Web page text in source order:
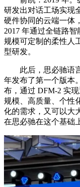
研发出对话工场实现
硬件协同的云端一体
2017 年通过全链路
规模可定制的柔性人
型研发。
此后，思必驰语言
年发布了第一个版本
布，通过 DFM-2 实
规模、高质量、个性
化的需求，又可以大
在思必驰在这个基础